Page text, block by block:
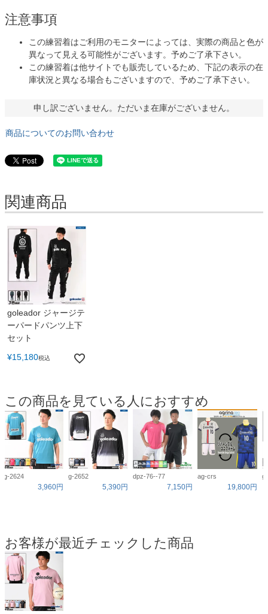
注意事項
この練習着はご利用のモニターによっては、実際の商品と色が
異なって見える可能性がございます。予めご了承下さい。
この練習着は他サイトでも販売しているため、下記の表示の在
庫状況と異なる場合もございますので、予めご了承下さい。
申し訳ございません。ただいま在庫がございません。
商品についてのお問い合わせ
関連商品
goleador ジャージテ
ーパードパンツ上下
セット
¥15,180税込
この商品を見ている人におすすめ
g-2624
3,960円
g-2652
5,390円
dpz-76--77
7,150円
ag-crs
19,800円
お客様が最近チェックした商品